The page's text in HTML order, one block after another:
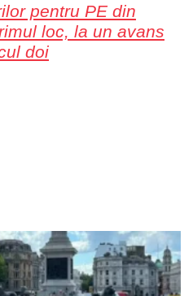
pentru PE din
loc, la un avans
doi